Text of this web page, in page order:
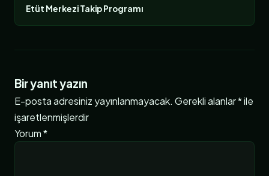
Etüt Merkezi Takip Programı
Bir yanıt yazın
E-posta adresiniz yayınlanmayacak. Gerekli alanlar*ile
işaretlenmişlerdir
Yorum*